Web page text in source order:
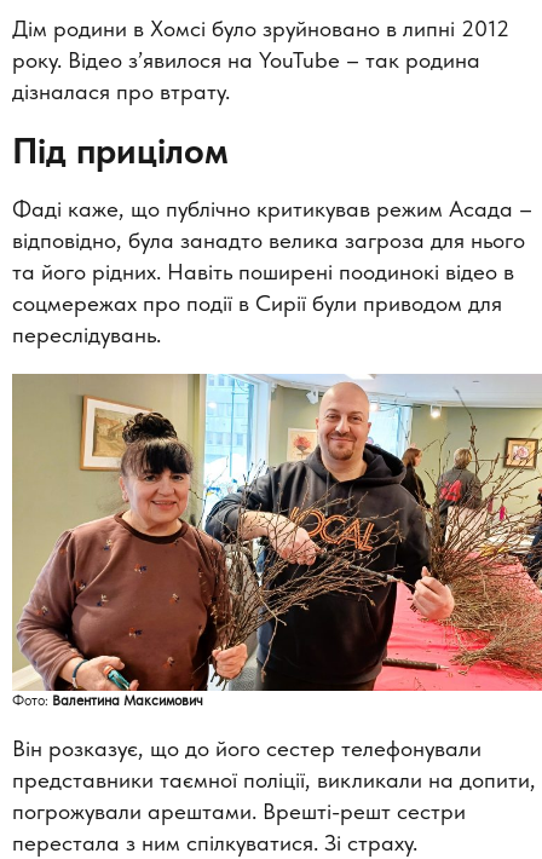
Дім родини в Хомсі було зруйновано в липні 2012
року. Відео з’явилося на YouTube – так родина
дізналася про втрату.
Під прицілом
Фаді каже, що публічно критикував режим Асада –
відповідно, була занадто велика загроза для нього
та його рідних. Навіть поширені поодинокі відео в
соцмережах про події в Сирії були приводом для
переслідувань.
Фото: Валентина Максимович
Він розказує, що до його сестер телефонували
представники таємної поліції, викликали на допити,
погрожували арештами. Врешті-решт сестри
перестала з ним спілкуватися. Зі страху.